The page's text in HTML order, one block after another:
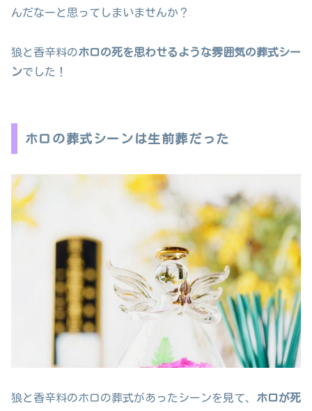
んだなーと思ってしまいませんか？
狼と香辛料のホロの死を思わせるような雰囲気の葬式シー
ンでした！
ホロの葬式シーンは生前葬だった
狼と香辛料のホロの葬式があったシーンを見て、 ホロが死